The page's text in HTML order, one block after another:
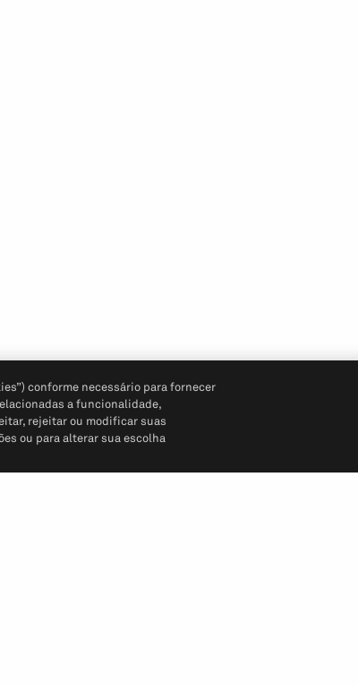
conforme necessário para fornecer
a funcionalidade,
rejeitar ou modificar suas
ou para alterar sua escolha